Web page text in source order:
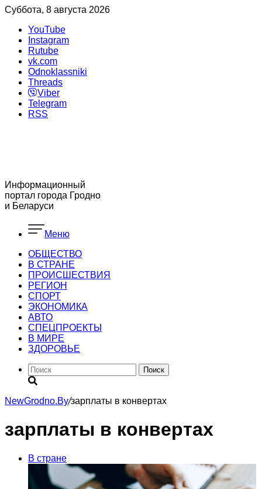
Суббота, 8 августа 2026
YouTube
Instagram
Rutube
vk.com
Odnoklassniki
Threads
Viber
Telegram
RSS
Информационный
портал города Гродно
и Беларуси
Меню
ОБЩЕСТВО
В СТРАНЕ
ПРОИСШЕСТВИЯ
РЕГИОН
CПОРТ
ЭКОНОМИКА
АВТО
СПЕЦПРОЕКТЫ
В МИРЕ
ЗДОРОВЬЕ
Поиск
NewGrodno.By/зарплаты в конвертах
зарплаты в конвертах
В стране